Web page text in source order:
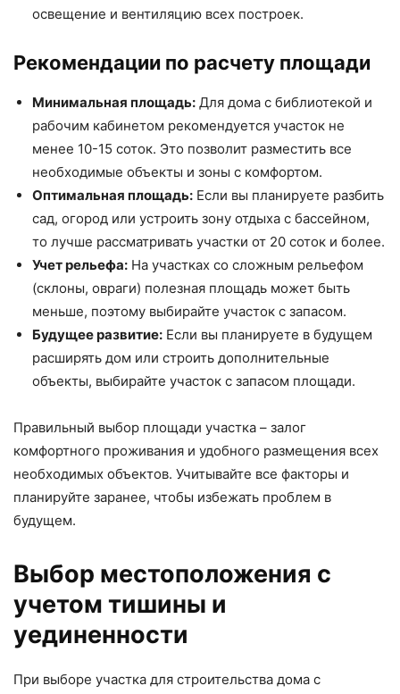
освещение и вентиляцию всех построек.
Рекомендации по расчету площади
Минимальная площадь: Для дома с библиотекой и
рабочим кабинетом рекомендуется участок не
менее 10-15 соток. Это позволит разместить все
необходимые объекты и зоны с комфортом.
Оптимальная площадь: Если вы планируете разбить
сад, огород или устроить зону отдыха с бассейном,
то лучше рассматривать участки от 20 соток и более.
Учет рельефа: На участках со сложным рельефом
(склоны, овраги) полезная площадь может быть
меньше, поэтому выбирайте участок с запасом.
Будущее развитие: Если вы планируете в будущем
расширять дом или строить дополнительные
объекты, выбирайте участок с запасом площади.
Правильный выбор площади участка – залог
комфортного проживания и удобного размещения всех
необходимых объектов. Учитывайте все факторы и
планируйте заранее, чтобы избежать проблем в
будущем.
Выбор местоположения с
учетом тишины и
уединенности
При выборе участка для строительства дома с